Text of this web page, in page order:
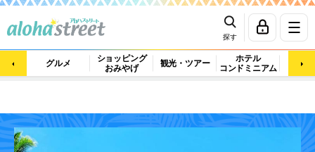
探す
グルメ
ショッピング
おみやげ
観光・ツアー
ホテル
コンドミニアム
マッ